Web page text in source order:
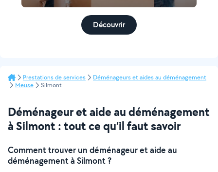
Découvrir
Prestations de services
Déménageurs et aides au déménagement
Meuse
Silmont
Déménageur et aide au déménagement
à Silmont : tout ce qu’il faut savoir
Comment trouver un déménageur et aide au
déménagement à Silmont ?